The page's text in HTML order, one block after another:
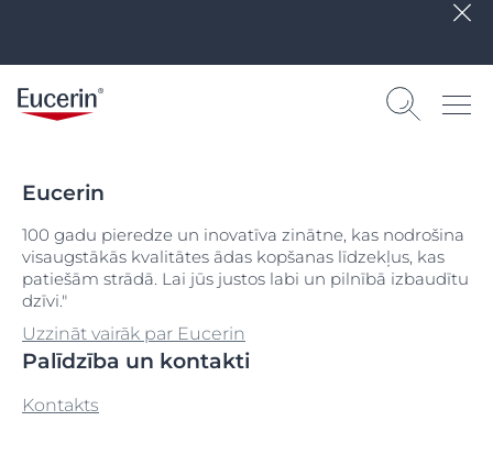
Eucerin
100 gadu pieredze un inovatīva zinātne, kas nodrošina
visaugstākās kvalitātes ādas kopšanas līdzekļus, kas
patiešām strādā. Lai jūs justos labi un pilnībā izbaudītu
dzīvi."
Uzzināt vairāk par Eucerin
Palīdzība un kontakti
Kontakts